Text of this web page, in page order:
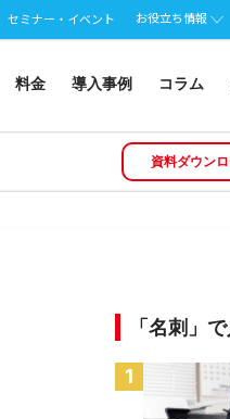
セミナー・イベント お役立ち情報
料金 導入事例 コラム
資料ダウン
「名刺」